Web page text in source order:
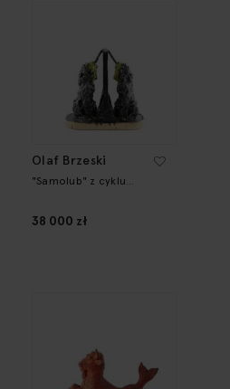
Olaf Brzeski
"Samolub" z cyklu
38 000 zł